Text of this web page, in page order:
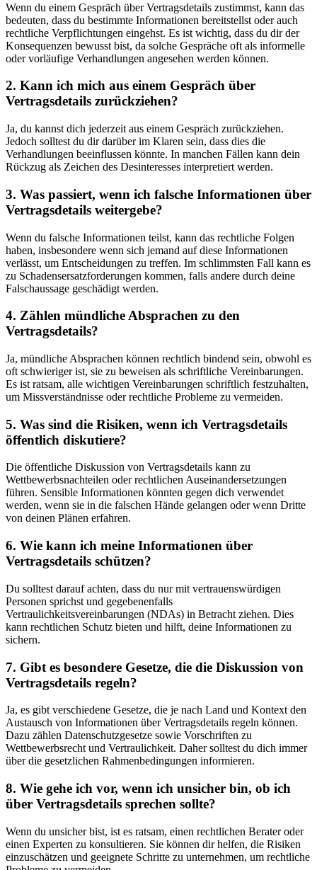
Wenn du einem Gespräch über Vertragsdetails zustimmst, kann das
bedeuten, dass du bestimmte Informationen bereitstellst oder auch
rechtliche Verpflichtungen eingehst. Es ist wichtig, dass du dir der
Konsequenzen bewusst bist, da solche Gespräche oft als informelle
oder vorläufige Verhandlungen angesehen werden können.
2. Kann ich mich aus einem Gespräch über
Vertragsdetails zurückziehen?
Ja, du kannst dich jederzeit aus einem Gespräch zurückziehen.
Jedoch solltest du dir darüber im Klaren sein, dass dies die
Verhandlungen beeinflussen könnte. In manchen Fällen kann dein
Rückzug als Zeichen des Desinteresses interpretiert werden.
3. Was passiert, wenn ich falsche Informationen über
Vertragsdetails weitergebe?
Wenn du falsche Informationen teilst, kann das rechtliche Folgen
haben, insbesondere wenn sich jemand auf diese Informationen
verlässt, um Entscheidungen zu treffen. Im schlimmsten Fall kann es
zu Schadensersatzforderungen kommen, falls andere durch deine
Falschaussage geschädigt werden.
4. Zählen mündliche Absprachen zu den
Vertragsdetails?
Ja, mündliche Absprachen können rechtlich bindend sein, obwohl es
oft schwieriger ist, sie zu beweisen als schriftliche Vereinbarungen.
Es ist ratsam, alle wichtigen Vereinbarungen schriftlich festzuhalten,
um Missverständnisse oder rechtliche Probleme zu vermeiden.
5. Was sind die Risiken, wenn ich Vertragsdetails
öffentlich diskutiere?
Die öffentliche Diskussion von Vertragsdetails kann zu
Wettbewerbsnachteilen oder rechtlichen Auseinandersetzungen
führen. Sensible Informationen könnten gegen dich verwendet
werden, wenn sie in die falschen Hände gelangen oder wenn Dritte
von deinen Plänen erfahren.
6. Wie kann ich meine Informationen über
Vertragsdetails schützen?
Du solltest darauf achten, dass du nur mit vertrauenswürdigen
Personen sprichst und gegebenenfalls
Vertraulichkeitsvereinbarungen (NDAs) in Betracht ziehen. Dies
kann rechtlichen Schutz bieten und hilft, deine Informationen zu
sichern.
7. Gibt es besondere Gesetze, die die Diskussion von
Vertragsdetails regeln?
Ja, es gibt verschiedene Gesetze, die je nach Land und Kontext den
Austausch von Informationen über Vertragsdetails regeln können.
Dazu zählen Datenschutzgesetze sowie Vorschriften zu
Wettbewerbsrecht und Vertraulichkeit. Daher solltest du dich immer
über die gesetzlichen Rahmenbedingungen informieren.
8. Wie gehe ich vor, wenn ich unsicher bin, ob ich
über Vertragsdetails sprechen sollte?
Wenn du unsicher bist, ist es ratsam, einen rechtlichen Berater oder
einen Experten zu konsultieren. Sie können dir helfen, die Risiken
einzuschätzen und geeignete Schritte zu unternehmen, um rechtliche